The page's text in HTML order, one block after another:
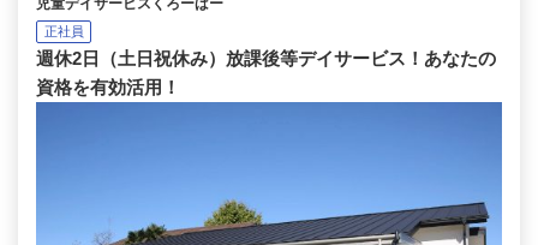
正社員
週休2日（土日祝休み）放課後等デイサービス！あなたの
資格を有効活用！